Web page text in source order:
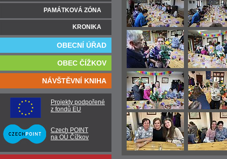
PAMÁTKOVÁ ZÓNA
KRONIKA
OBECNÍ ÚŘAD
OBEC ČÍŽKOV
NÁVŠTĚVNÍ KNIHA
Projekty podpořené
z fondů EU
Czech POINT
na OÚ Čížkov